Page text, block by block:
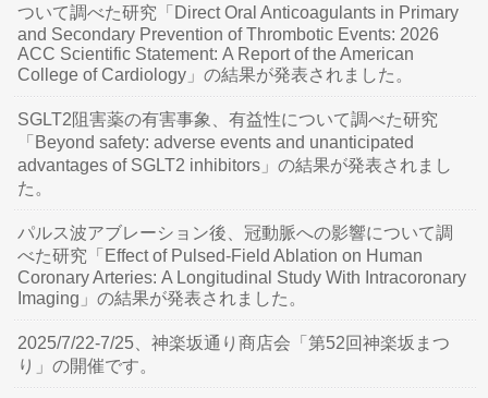
ついて調べた研究「Direct Oral Anticoagulants in Primary
and Secondary Prevention of Thrombotic Events: 2026
ACC Scientific Statement: A Report of the American
College of Cardiology」の結果が発表されました。
SGLT2阻害薬の有害事象、有益性について調べた研究
「Beyond safety: adverse events and unanticipated
advantages of SGLT2 inhibitors」の結果が発表されまし
た。
パルス波アブレーション後、冠動脈への影響について調
べた研究「Effect of Pulsed-Field Ablation on Human
Coronary Arteries: A Longitudinal Study With Intracoronary
Imaging」の結果が発表されました。
2025/7/22-7/25、神楽坂通り商店会「第52回神楽坂まつ
り」の開催です。